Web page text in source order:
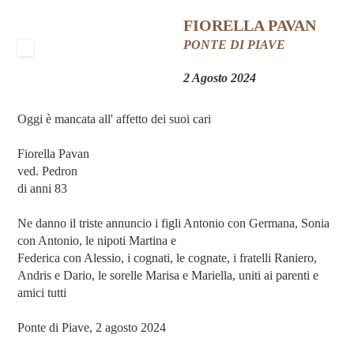
FIORELLA PAVAN
PONTE DI PIAVE
2 Agosto 2024
Oggi è mancata all' affetto dei suoi cari
Fiorella Pavan
ved. Pedron
di anni 83
Ne danno il triste annuncio i figli Antonio con Germana, Sonia
con Antonio, le nipoti Martina e
Federica con Alessio, i cognati, le cognate, i fratelli Raniero,
Andris e Dario, le sorelle Marisa e Mariella, uniti ai parenti e
amici tutti
Ponte di Piave, 2 agosto 2024